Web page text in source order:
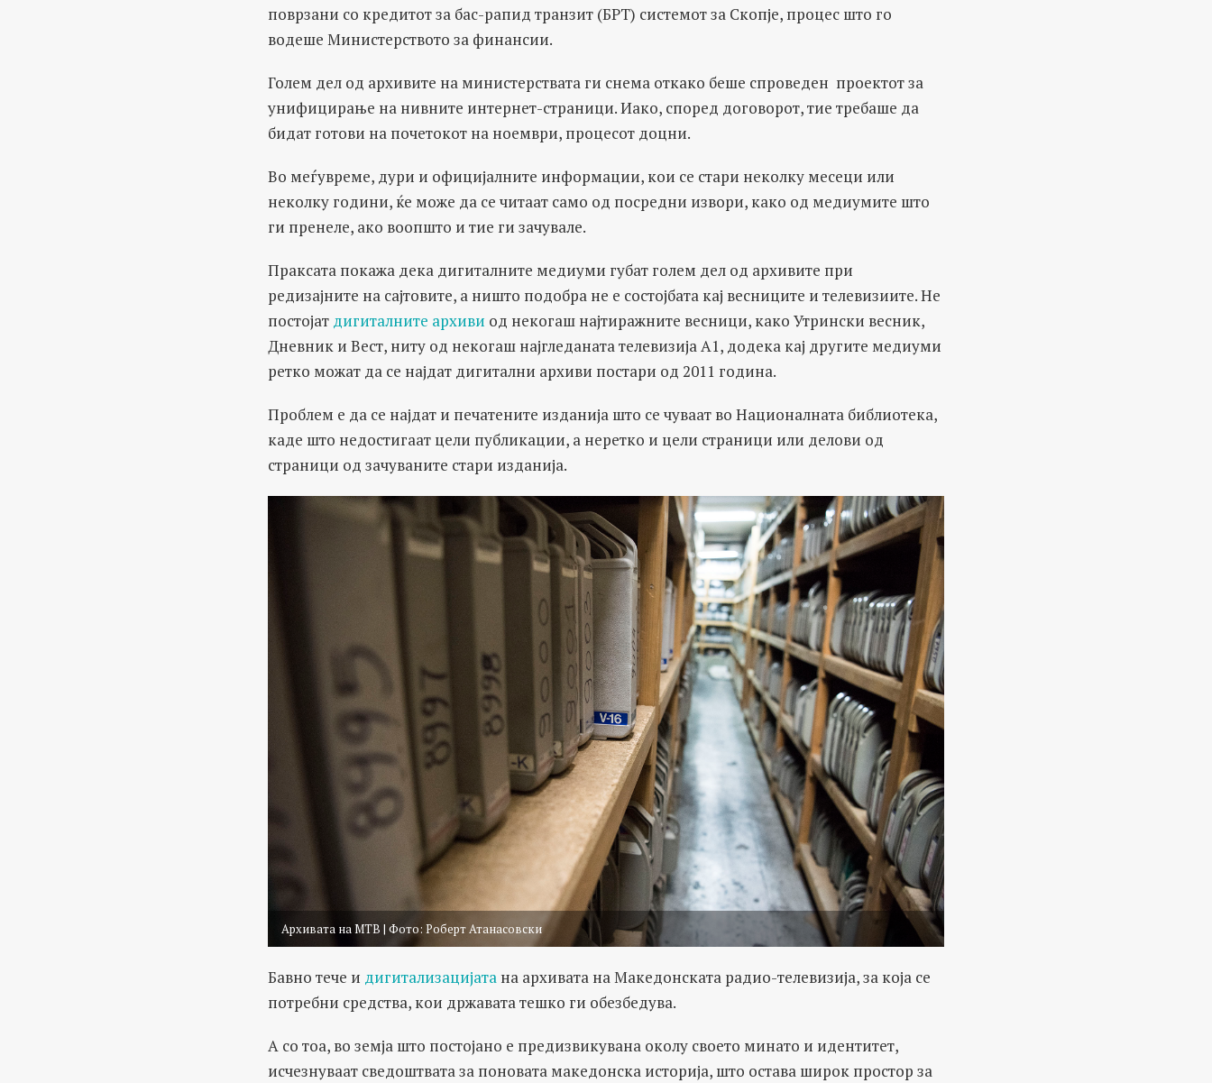
поврзани со кредитот за бас-рапид транзит (БРТ) системот за Скопје, процес што го
водеше Министерството за финансии.
Голем дел од архивите на министерствата ги снема откако беше спроведен проектот за
унифицирање на нивните интернет-страници. Иако, според договорот, тие требаше да
бидат готови на почетокот на ноември, процесот доцни.
Во меѓувреме, дури и официјалните информации, кои се стари неколку месеци или
неколку години, ќе може да се читаат само од посредни извори, како од медиумите што
ги пренеле, ако воопшто и тие ги зачувале.
Праксата покажа дека дигиталните медиуми губат голем дел од архивите при
редизајните на сајтовите, а ништо подобра не е состојбата кај весниците и телевизиите. Не
постојат дигиталните архиви од некогаш најтиражните весници, како Утрински весник,
Дневник и Вест, ниту од некогаш најгледаната телевизија А1, додека кај другите медиуми
ретко можат да се најдат дигитални архиви постари од 2011 година.
Проблем е да се најдат и печатените изданија што се чуваат во Националната библиотека,
каде што недостигаат цели публикации, а неретко и цели страници или делови од
страници од зачуваните стари изданија.
Архивата на МТВ | Фото: Роберт Атанасовски
Бавно тече и дигитализацијата на архивата на Македонската радио-телевизија, за која се
потребни средства, кои државата тешко ги обезбедува.
А со тоа, во земја што постојано е предизвикувана околу своето минато и идентитет,
исчезнуваат сведоштвата за поновата македонска историја, што остава широк простор за